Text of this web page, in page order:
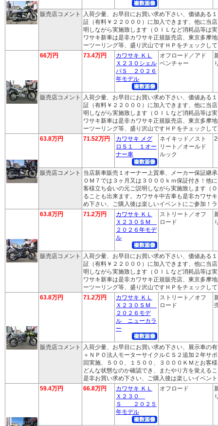
販売店コメント
入荷少量、お早目にお買い求め下さい、価値ある
証（有料￥２２０００）に加入できます、他に当
明しながら実施致します（ＯＩＬなど消耗品等は
ワサキ新車は是非カワサキ正規販売店、東京多摩
ーツーリング等、盛り沢山ですＨＰをチェックし
66万円
73.4万円
カワサキ ＫＬ
Ｘ２３０シェル
パＳ ２０２６
年モデル
オフロード／アド
ベンチャー
販売店コメント
入荷少量、お早目にお買い求め下さい、価値ある
証（有料￥２２０００）に加入できます、他に当
明しながら実施致します（ＯＩＬなど消耗品等は
ワサキ新車は是非カワサキ正規販売店、東京多摩
ーツーリング等、盛り沢山ですＨＰをチェックし
63.8万円
71.52万円
カワサキ メグ
ロＳ１ １オー
ナー車
ネイキッド／スト
リート／オールド
ルック
販売店コメント
当店新車販売１オーナー上質車、メーカー保証継
ＯＭ７では３ヶ月又は３０００ｋｍ保証付き！他
客様立ち会いの元ご説明しながら実施致します（
ることも出来ます。カワサキ中古車も是非カワサ
め下さい、ご購入後は楽しいイベントにご参加！
63.8万円
71.2万円
カワサキ ＫＬ
Ｘ２３０ＳＭ
２０２６年モデ
ル
ストリート／オフ
ロード
販売店コメント
入荷少量、お早目にお買い求め下さい、価値ある
証（有料￥２２０００）に加入できます、他に当
明しながら実施致します（ＯＩＬなど消耗品等は
ワサキ新車は是非カワサキ正規販売店、東京多摩
ーツーリング等、盛り沢山ですＨＰをチェックし
63.8万円
71.2万円
カワサキ ＫＬ
Ｘ２３０ＳＭ
２０２６モデ
ル ニューカラ
ー
ストリート／オフ
ロード
販売店コメント
入荷少量、お早目にお買い求め下さい、展示車の
＋ＮＰＯ法人モーターサイクルＣＳ２追加２年サ
回実施、５００、１５００、３０００ＫＭとお客
どんな状態なのか確認でき、またやり方を覚える
是非お買い求め下さい、ご購入後は楽しいイベン
59.4万円
66.8万円
カワサキ ＫＬ
Ｘ２３０
Ｓ ２０２５
年モデル
オフロード